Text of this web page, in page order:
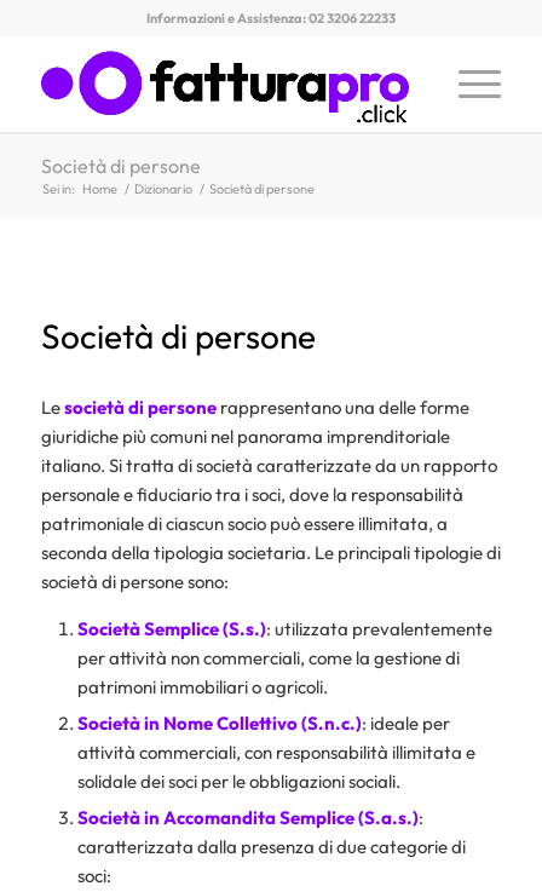
Informazioni e Assistenza: 02 3206 22233
Società di persone
Sei in: Home / Dizionario / Società di persone
Società di persone
Lesocietà di personerappresentano una delle forme
giuridiche più comuni nel panorama imprenditoriale
italiano. Si tratta di società caratterizzate da un rapporto
personale e fiduciario tra i soci, dove la responsabilità
patrimoniale di ciascun socio può essere illimitata, a
seconda della tipologia societaria. Le principali tipologie di
società di persone sono:
Società Semplice (S.s.): utilizzata prevalentemente
per attività non commerciali, come la gestione di
patrimoni immobiliari o agricoli.
Società in Nome Collettivo (S.n.c.): ideale per
attività commerciali, con responsabilità illimitata e
solidale dei soci per le obbligazioni sociali.
Società in Accomandita Semplice (S.a.s.):
caratterizzata dalla presenza di due categorie di
soci: